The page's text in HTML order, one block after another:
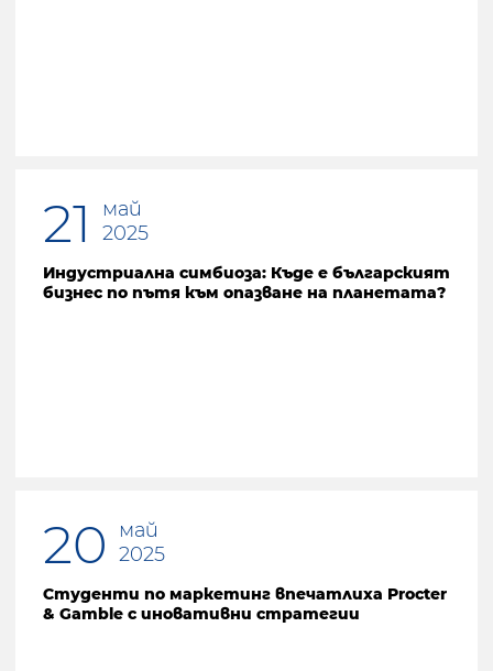
21
май
2025
Индустриална симбиоза: Къде е българският
бизнес по пътя към опазване на планетата?
20
май
2025
Студенти по маркетинг впечатлиха Procter
& Gamble с иновативни стратегии